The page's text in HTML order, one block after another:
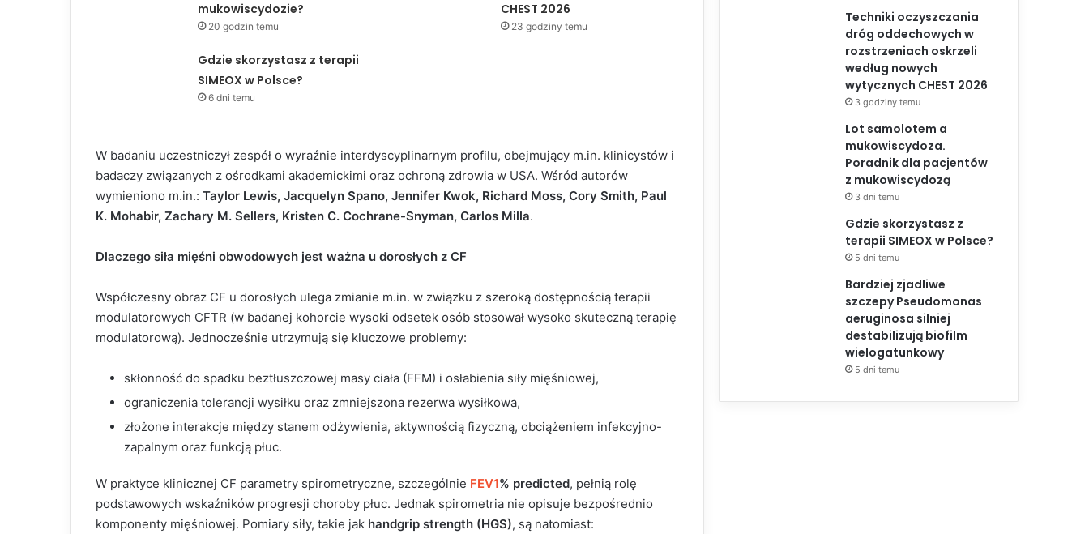
mukowiscydozie?
20 godzin temu
CHEST 2026
23 godziny temu
Gdzie skorzystasz z terapii
SIMEOX w Polsce?
6 dni temu
W badaniu uczestniczył zespół o wyraźnie interdyscyplinarnym profilu, obejmujący m.in. klinicystów i
badaczy związanych z ośrodkami akademickimi oraz ochroną zdrowia w USA. Wśród autorów
wymieniono m.in.: Taylor Lewis, Jacquelyn Spano, Jennifer Kwok, Richard Moss, Cory Smith, Paul
K. Mohabir, Zachary M. Sellers, Kristen C. Cochrane-Snyman, Carlos Milla.
Dlaczego siła mięśni obwodowych jest ważna u dorosłych z CF
Współczesny obraz CF u dorosłych ulega zmianie m.in. w związku z szeroką dostępnością terapii
modulatorowych CFTR (w badanej kohorcie wysoki odsetek osób stosował wysoko skuteczną terapię
modulatorową). Jednocześnie utrzymują się kluczowe problemy:
skłonność do spadku beztłuszczowej masy ciała (FFM) i osłabienia siły mięśniowej,
ograniczenia tolerancji wysiłku oraz zmniejszona rezerwa wysiłkowa,
złożone interakcje między stanem odżywienia, aktywnością fizyczną, obciążeniem infekcyjno-
zapalnym oraz funkcją płuc.
W praktyce klinicznej CF parametry spirometryczne, szczególnie FEV1% predicted, pełnią rolę
podstawowych wskaźników progresji choroby płuc. Jednak spirometria nie opisuje bezpośrednio
komponenty mięśniowej. Pomiary siły, takie jak handgrip strength (HGS), są natomiast:
Techniki oczyszczania
dróg oddechowych w
rozstrzeniach oskrzeli
według nowych
wytycznych CHEST 2026
3 godziny temu
Lot samolotem a
mukowiscydoza.
Poradnik dla pacjentów
z mukowiscydozą
3 dni temu
Gdzie skorzystasz z
terapii SIMEOX w Polsce?
5 dni temu
Bardziej zjadliwe
szczepy Pseudomonas
aeruginosa silniej
destabilizują biofilm
wielogatunkowy
5 dni temu